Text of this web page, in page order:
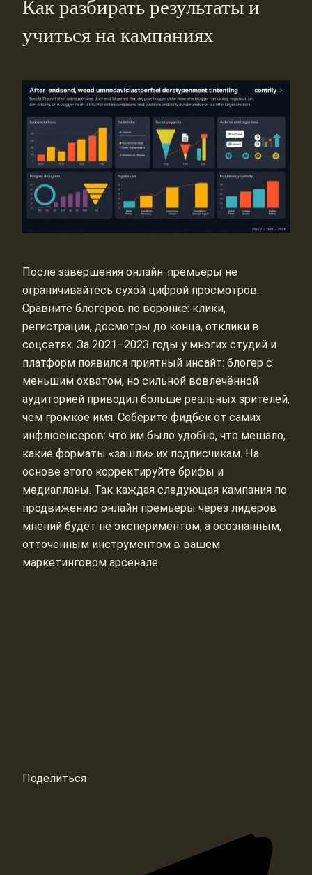
Как разбирать результаты и
учиться на кампаниях
После завершения онлайн‑премьеры не
ограничивайтесь сухой цифрой просмотров.
Сравните блогеров по воронке: клики,
регистрации, досмотры до конца, отклики в
соцсетях. За 2021–2023 годы у многих студий и
платформ появился приятный инсайт: блогер с
меньшим охватом, но сильной вовлечённой
аудиторией приводил больше реальных зрителей,
чем громкое имя. Соберите фидбек от самих
инфлюенсеров: что им было удобно, что мешало,
какие форматы «зашли» их подписчикам. На
основе этого корректируйте брифы и
медиапланы. Так каждая следующая кампания по
продвижению онлайн премьеры через лидеров
мнений будет не экспериментом, а осознанным,
отточенным инструментом в вашем
маркетинговом арсенале.
Поделиться